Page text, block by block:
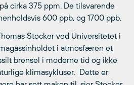
cirka 375 ppm. De tilsvarende
600 ppb, og 1700 ppb.
Stocker ved Universitetet i
i atmosfæren et
brensel i moderne tid og ikke
klimasykluser.  Dette er